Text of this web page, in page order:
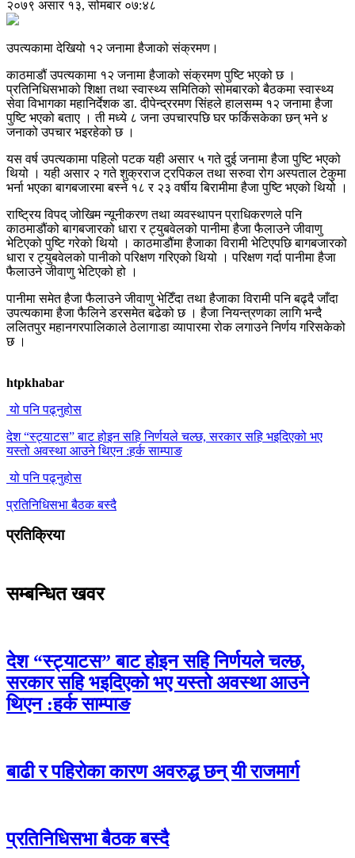
२०७९ असार १३, सोमबार ०७:४८
उपत्यकामा देखियो १२ जनामा हैजाको संक्रमण।
काठमाडौं उपत्यकामा १२ जनामा हैजाको संक्रमण पुष्टि भएको छ ।
प्रतिनिधिसभाको शिक्षा तथा स्वास्थ्य समितिको सोमबारको बैठकमा स्वास्थ्य
सेवा विभागका महानिर्देशक डा. दीपेन्द्ररमण सिंहले हालसम्म १२ जनामा हैजा
पुष्टि भएको बताए । ती मध्ये ८ जना उपचारपछि घर फर्किसकेका छन् भने ४
जनाको उपचार भइरहेको छ ।
यस वर्ष उपत्यकामा पहिलो पटक यही असार ५ गते दुई जनामा हैजा पुष्टि भएको
थियो । यही असार २ गते शुक्रराज ट्रपिकल तथा सरुवा रोग अस्पताल टेकुमा
भर्ना भएका बागबजारमा बस्ने १८ र २३ वर्षीय बिरामीमा हैजा पुष्टि भएको थियो ।
राष्ट्रिय विपद् जोखिम न्यूनीकरण तथा व्यवस्थापन प्राधिकरणले पनि
काठमाडौंको बागबजारको धारा र ट्युबवेलको पानीमा हैजा फैलाउने जीवाणु
भेटिएको पुष्टि गरेको थियो । काठमाडौंमा हैजाका विरामी भेटिएपछि बागबजारको
धारा र ट्युबवेलको पानीको परिक्षण गरिएको थियो । परिक्षण गर्दा पानीमा हैजा
फैलाउने जीवाणु भेटिएको हो ।
पानीमा समेत हैजा फैलाउने जीवाणु भेटिँदा तथा हैजाका विरामी पनि बढ्दै जाँदा
उपत्यकामा हैजा फैलिने डरसमेत बढेको छ । हैजा नियन्त्रणका लागि भन्दै
ललितपुर महानगरपालिकाले ठेलागाडा व्यापारमा रोक लगाउने निर्णय गरिसकेको
छ ।
htpkhabar
यो पनि पढ्नुहोस
देश “स्ट्याटस” बाट होइन सहि निर्णयले चल्छ, सरकार सहि भइदिएको भए
यस्तो अवस्था आउने थिएन :हर्क साम्पाङ
यो पनि पढ्नुहोस
प्रतिनिधिसभा बैठक बस्दै
प्रतिक्रिया
सम्बन्धित खवर
देश “स्ट्याटस” बाट होइन सहि निर्णयले चल्छ,
सरकार सहि भइदिएको भए यस्तो अवस्था आउने
थिएन :हर्क साम्पाङ
बाढी र पहिरोका कारण अवरुद्ध छन् यी राजमार्ग
प्रतिनिधिसभा बैठक बस्दै